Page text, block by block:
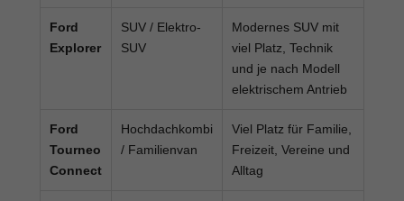
Ford
Explorer
SUV / Elektro-
SUV
Modernes SUV mit
viel Platz, Technik
und je nach Modell
elektrischem Antrieb
Ford
Tourneo
Connect
Hochdachkombi
/ Familienvan
Viel Platz für Familie,
Freizeit, Vereine und
Alltag